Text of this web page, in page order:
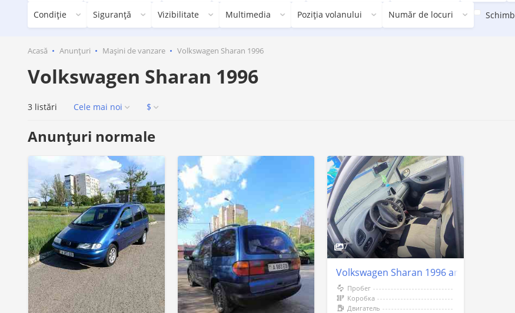
Condiție Siguranță Vizibilitate Multimedia Poziția volanului Număr de locuri Schimb
Acasă Anunțuri Mașini de vanzare Volkswagen Sharan 1996
Volkswagen Sharan 1996
3 listări Cele mai noi $
Anunțuri normale
7
Volkswagen Sharan 1996 an Tiraspol
Пробег
Коробка
Двигатель